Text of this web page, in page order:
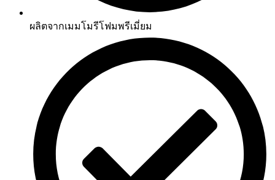
ผลิตจากเมมโมรีโฟมพรีเมี่ยม